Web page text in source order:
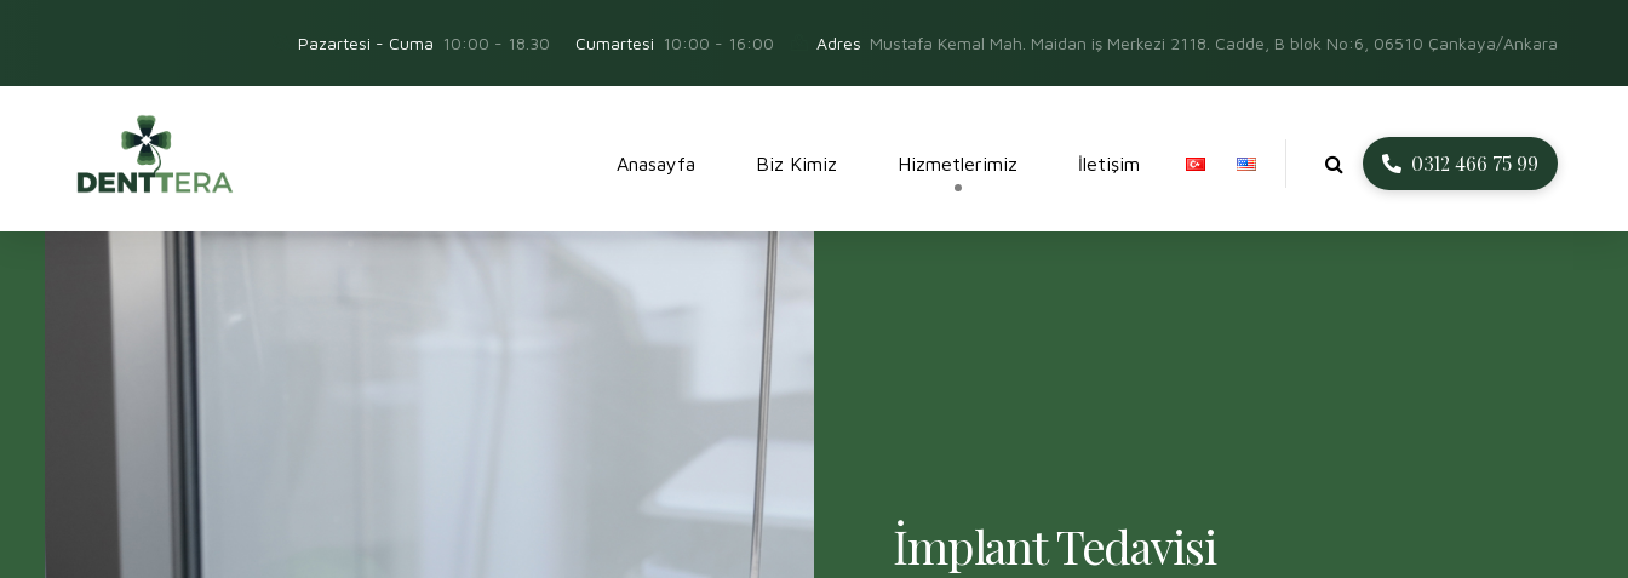
Pazartesi - Cuma 10:00 - 18.30 Cumartesi 10:00 - 16:00 Adres Mustafa Kemal Mah. Maidan iş Merkezi 2118. Cadde, B blok No:6, 06510 Çankaya/Ankara
0312 466 75 99
Anasayfa Biz Kimiz Hizmetlerimiz İletişim
İmplant Tedavisi